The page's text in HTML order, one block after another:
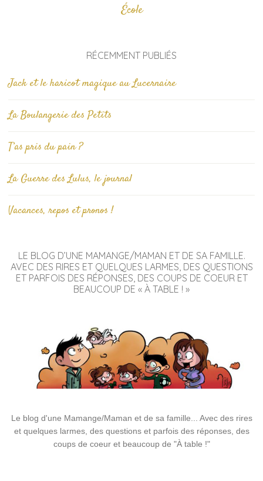
École
RÉCEMMENT PUBLIÉS
Jack et le haricot magique au Lucernaire
La Boulangerie des Petits
T’as pris du pain ?
La Guerre des Lulus, le journal
Vacances, repos et pronos !
LE BLOG D’UNE MAMANGE/MAMAN ET DE SA FAMILLE.
AVEC DES RIRES ET QUELQUES LARMES, DES QUESTIONS
ET PARFOIS DES RÉPONSES, DES COUPS DE COEUR ET
BEAUCOUP DE « À TABLE ! »
Le blog d'une Mamange/Maman et de sa famille... Avec des rires
et quelques larmes, des questions et parfois des réponses, des
coups de coeur et beaucoup de "À table !"